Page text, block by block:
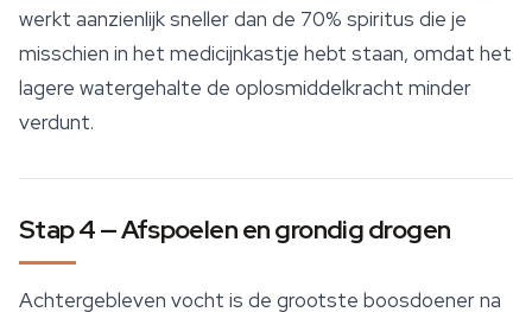
werkt aanzienlijk sneller dan de 70% spiritus die je
misschien in het medicijnkastje hebt staan, omdat het
lagere watergehalte de oplosmiddelkracht minder
verdunt.
Stap 4 — Afspoelen en grondig drogen
Achtergebleven vocht is de grootste boosdoener na